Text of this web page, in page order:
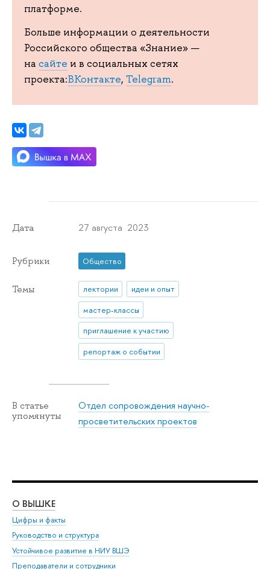
платформе.
Больше информации о деятельности
Российского общества «Знание» —
на сайте и в социальных сетях
проекта:ВКонтакте, Telegram.
Дата 27 августа 2023
Рубрики Общество
Темы лектории
идеи и опыт
мастер-классы
приглашение к участию
репортаж о событии
В статье
упомянуты
Отдел сопровождения научно-
просветительских проектов
О ВЫШКЕ
Цифры и факты
Руководство и структура
Устойчивое развитие в НИУ ВШЭ
Преподаватели и сотрудники